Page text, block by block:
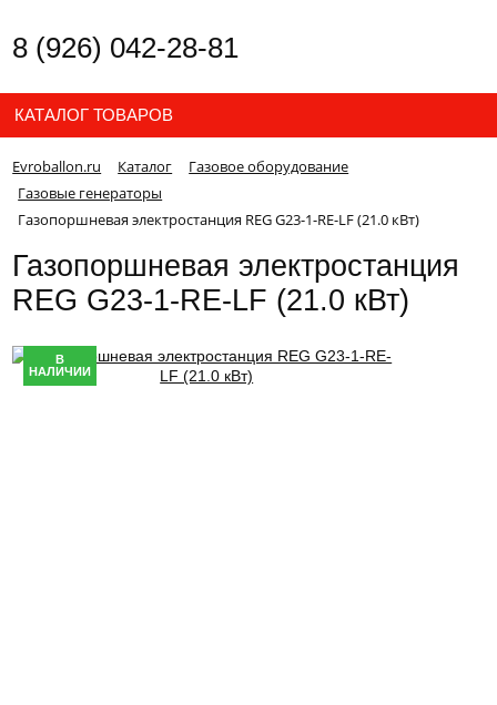
8 (926) 042-28-81
КАТАЛОГ ТОВАРОВ
Evroballon.ru Каталог
Газовое оборудование
Газовые генераторы
Газопоршневая электростанция REG G23-1-RE-LF (21.0 кВт)
Газопоршневая электростанция
REG G23-1-RE-LF (21.0 кВт)
В
НАЛИЧИИ